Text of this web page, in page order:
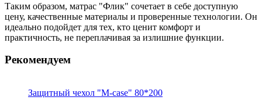
Таким образом, матрас "Флик" сочетает в себе доступную
цену, качественные материалы и проверенные технологии. Он
идеально подойдет для тех, кто ценит комфорт и
практичность, не переплачивая за излишние функции.
Рекомендуем
Защитный чехол "M-case" 80*200